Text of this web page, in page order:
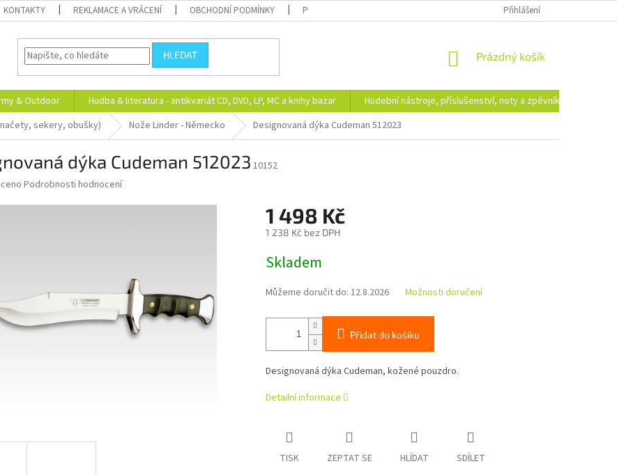
KONTAKTY REKLAMACE A VRÁCENÍ OBCHODNÍ PODMÍNKY PODMÍNKY OCHRANY OSOBNÍCH ÚDAJŮ DOPRAVA A PLATBA
Přihlášení
HLEDAT
NÁKUPNÍ
Prázdný košík
& Outdoor Hudba & literatura - antikvariát CD, DVD, LP, MC a knihy bazar Hudební nástroje, příslušenství, noty a zpěvníky
sekery, obušky) Nože Linder - Německo Designovaná dýka Cudeman 512023
dýka Cudeman 512023 10152
Podrobnosti hodnocení
1 498 Kč
1 238 Kč bez DPH
cena:
Skladem
Můžeme doručit do: 12.8.2026 Možnosti doručení
Přidat do košíku
Designovaná dýka Cudeman, kožené pouzdro.
Detailní informace
TISK ZEPTAT SE HLÍDAT SDÍLET